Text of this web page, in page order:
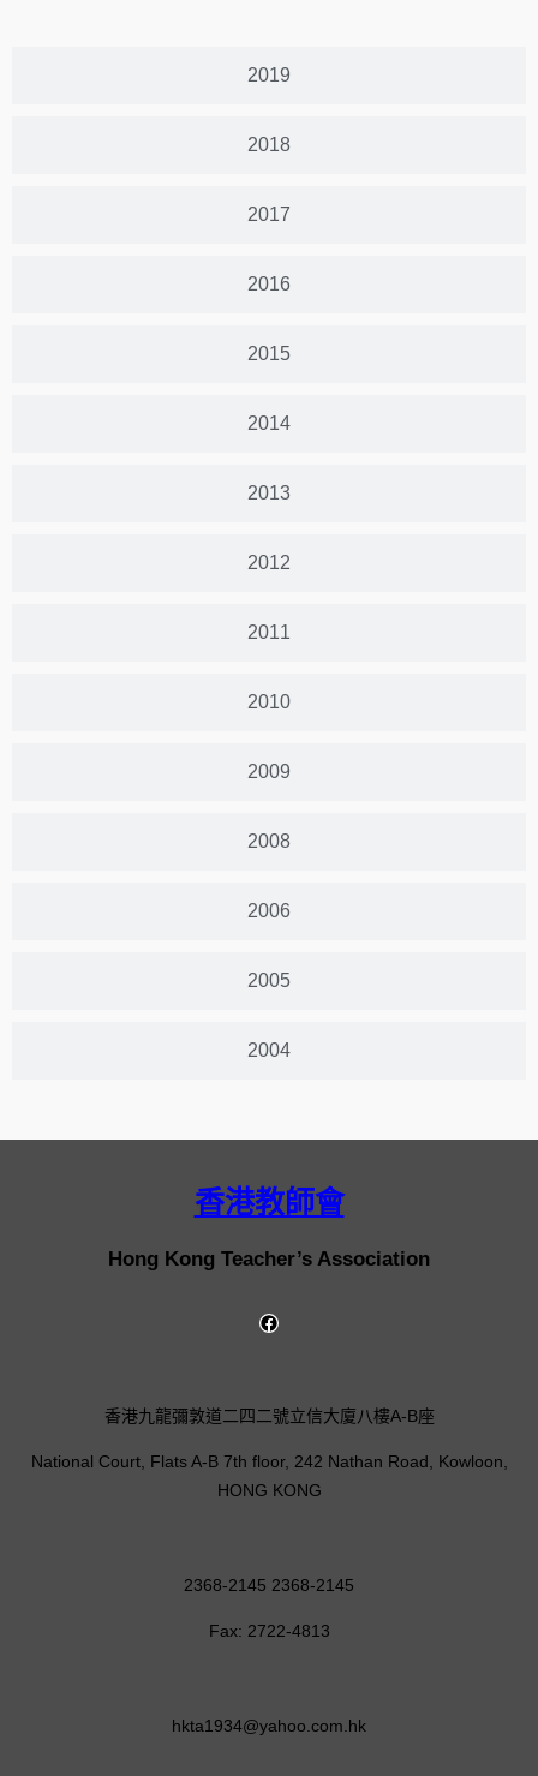
2019
2018
2017
2016
2015
2014
2013
2012
2011
2010
2009
2008
2006
2005
2004
香港教師會
Hong Kong Teacher’s Association
香港九龍彌敦道二四二號立信大廈八樓A-B座
National Court, Flats A-B 7th floor, 242 Nathan Road, Kowloon,
HONG KONG
2368-2145 2368-2145
Fax: 2722-4813
hkta1934@yahoo.com.hk